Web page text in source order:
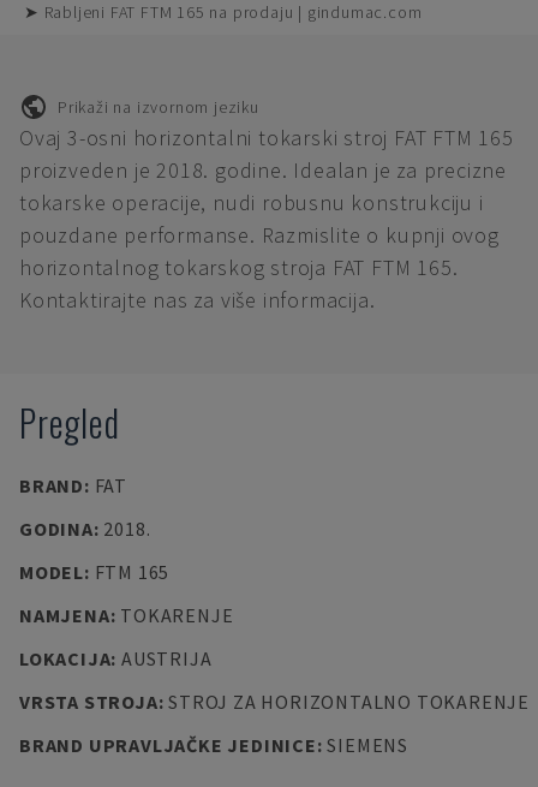
➤ Rabljeni FAT FTM 165 na prodaju | gindumac.com
Prikaži na izvornom jeziku
Ovaj 3-osni horizontalni tokarski stroj FAT FTM 165
proizveden je 2018. godine. Idealan je za precizne
tokarske operacije, nudi robusnu konstrukciju i
pouzdane performanse. Razmislite o kupnji ovog
horizontalnog tokarskog stroja FAT FTM 165.
Kontaktirajte nas za više informacija.
Pregled
BRAND: FAT
GODINA: 2018.
MODEL: FTM 165
NAMJENA: TOKARENJE
LOKACIJA: AUSTRIJA
VRSTA STROJA:STROJ ZA HORIZONTALNO TOKARENJE
BRAND UPRAVLJAČKE JEDINICE:SIEMENS